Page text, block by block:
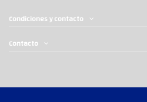
Condiciones y contacto
Contacto